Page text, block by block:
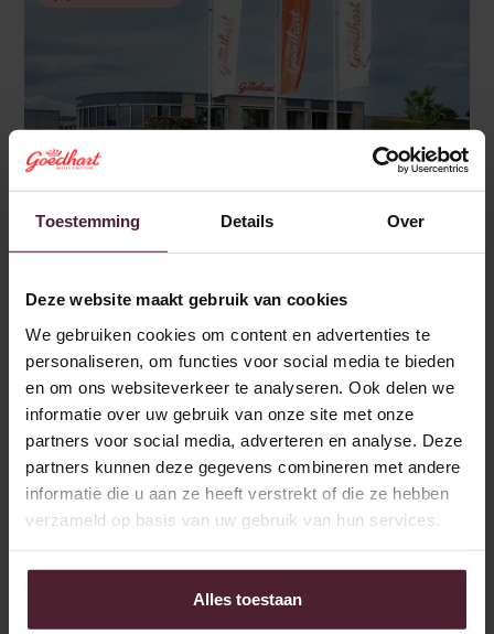
Toestemming Details Over
Deze website maakt gebruik van cookies
We gebruiken cookies om content en advertenties te
personaliseren, om functies voor social media te bieden
en om ons websiteverkeer te analyseren. Ook delen we
informatie over uw gebruik van onze site met onze
partners voor social media, adverteren en analyse. Deze
partners kunnen deze gegevens combineren met andere
informatie die u aan ze heeft verstrekt of die ze hebben
verzameld op basis van uw gebruik van hun services.
Alles toestaan
Goedhart Servicekantoor
Baronieweg 15 5321 JV Hedel
+31 (0)73 599 08 00
info@bakkergoedhart.nl
Werken bij